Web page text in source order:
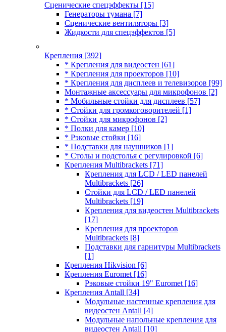
Сценические спецэффекты [15]
Генераторы тумана [7]
Сценические вентиляторы [3]
Жидкости для спецэффектов [5]
Крепления [392]
* Крепления для видеостен [61]
* Крепления для проекторов [10]
* Крепления для дисплеев и телевизоров [99]
Монтажные аксессуары для микрофонов [2]
* Мобильные стойки для дисплеев [57]
* Стойки для громкоговорителей [1]
* Стойки для микрофонов [2]
* Полки для камер [10]
* Рэковые стойки [16]
* Подставки для наушников [1]
* Столы и подстолья с регулировкой [6]
Крепления Multibrackets [71]
Крепления для LCD / LED панелей
Multibrackets [26]
Стойки для LCD / LED панелей
Multibrackets [19]
Крепления для видеостен Multibrackets
[17]
Крепления для проекторов
Multibrackets [8]
Подставки для гарнитуры Multibrackets
[1]
Крепления Hikvision [6]
Крепления Euromet [16]
Рэковые стойки 19" Euromet [16]
Крепления Antall [34]
Модульные настенные крепления для
видеостен Antall [4]
Модульные напольные крепления для
видеостен Antall [10]